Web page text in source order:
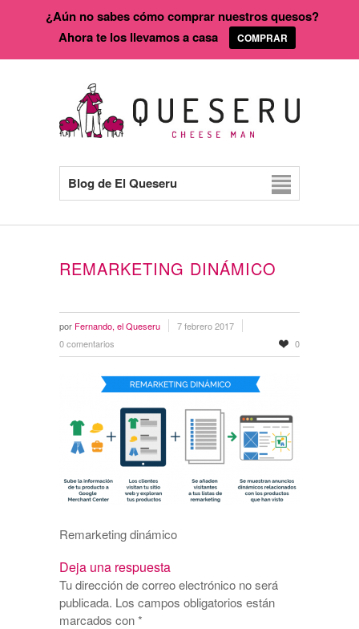
Blog de El Queseru
REMARKETING DINÁMICO
por Fernando, el Queseru
7 febrero 2017
0 comentarios
0
Remarketing dinámico
Deja una respuesta
Tu dirección de correo electrónico no será
publicada. Los campos obligatorios están
marcados con*
¿Aún no sabes cómo comprar nuestros quesos?
Ahora te los llevamos a casa
COMPRAR